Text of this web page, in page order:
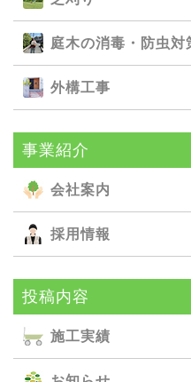
庭⽊の消毒・防⾍対
外構⼯事
事業紹介
会社案内
採用情報
投稿内容
施⼯実績